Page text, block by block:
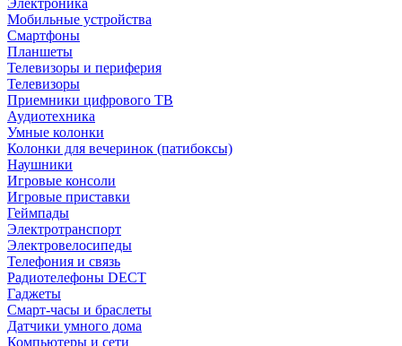
Электроника
Мобильные устройства
Смартфоны
Планшеты
Телевизоры и периферия
Телевизоры
Приемники цифрового ТВ
Аудиотехника
Умные колонки
Колонки для вечеринок (патибоксы)
Наушники
Игровые консоли
Игровые приставки
Геймпады
Электротранспорт
Электровелосипеды
Телефония и связь
Радиотелефоны DECT
Гаджеты
Смарт-часы и браслеты
Датчики умного дома
Компьютеры и сети